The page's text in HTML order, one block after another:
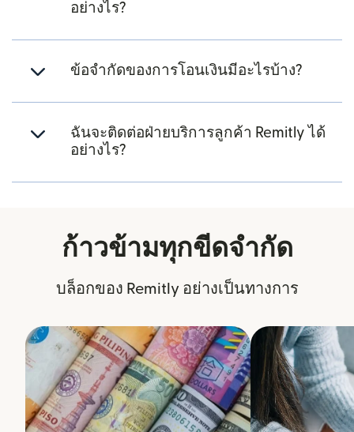
อย่างไร?
ข้อจำกัดของการโอนเงินมีอะไรบ้าง?
ฉันจะติดต่อฝ่ายบริการลูกค้า Remitly ได้
อย่างไร?
ก้าวข้ามทุกขีดจำกัด
บล็อกของ Remitly อย่างเป็นทางการ